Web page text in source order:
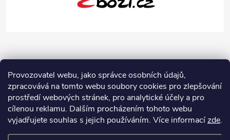
Provozovatel webu, jako správce osobních údajů,
zpracovává na tomto webu soubory cookies pro zlepšování
prostředí webových stránek, pro analytické účely a pro
cílenou reklamu. Dalším procházením tohoto webu
vyjadřujete souhlas s jejich používáním. Více informacízde.